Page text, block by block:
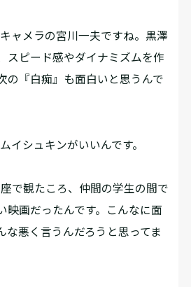
ャメラの宮川一夫ですね。黒澤
スピード感やダイナミズムを作
の『白痴』も面白いと思うんで
イシュキンがいいんです。
で観たころ、仲間の学生の間で
映画だったんです。こんなに面
な悪く言うんだろうと思ってま